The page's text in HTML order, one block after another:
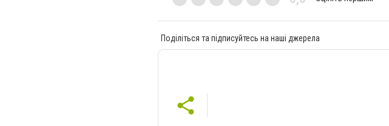
Поділіться та підписуйтесь на наші джерела